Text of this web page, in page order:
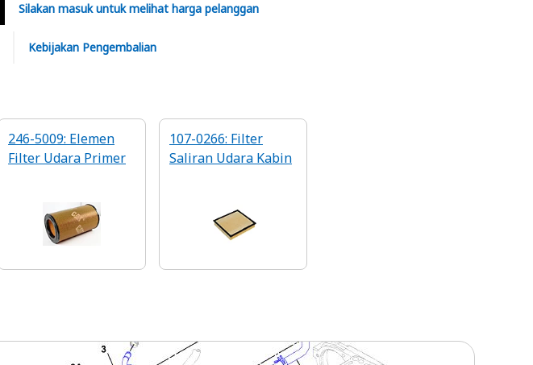
Silakan masuk untuk melihat harga pelanggan
Kebijakan Pengembalian
246-5009: Elemen
Filter Udara Primer
107-0266: Filter
Saliran Udara Kabin